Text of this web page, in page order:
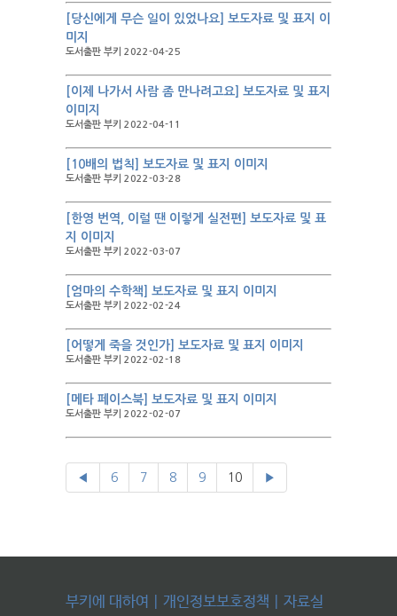
[당신에게 무슨 일이 있었나요] 보도자료 및 표지 이
미지
도서출판 부키 2022-04-25
[이제 나가서 사람 좀 만나려고요] 보도자료 및 표지
이미지
도서출판 부키 2022-04-11
[10배의 법칙] 보도자료 및 표지 이미지
도서출판 부키 2022-03-28
[한영 번역, 이럴 땐 이렇게 실전편] 보도자료 및 표
지 이미지
도서출판 부키 2022-03-07
[엄마의 수학책] 보도자료 및 표지 이미지
도서출판 부키 2022-02-24
[어떻게 죽을 것인가] 보도자료 및 표지 이미지
도서출판 부키 2022-02-18
[메타 페이스북] 보도자료 및 표지 이미지
도서출판 부키 2022-02-07
◀ 6 7 8 9 10 ▶
부키에 대하여 개인정보보호정책
자료실